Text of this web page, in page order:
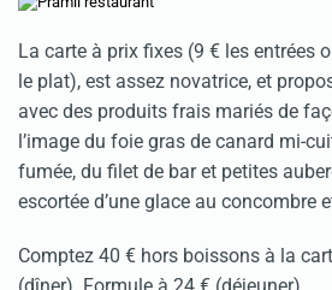
La carte à prix fixes (9 € les entrées
le plat), est assez novatrice, et
avec des produits frais mariés de
l’image du foie gras de canard mi-
fumée, du filet de bar et petites
escortée d’une glace au concombre
Comptez 40 € hors boissons à la